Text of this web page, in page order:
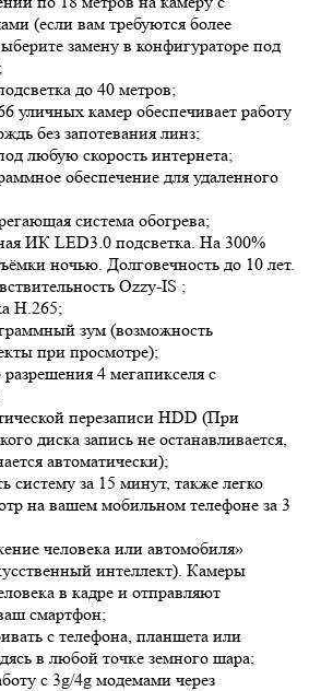
(если вам требуются более
замену в конфигураторе под
до 40 метров;
уличных камер обеспечивает работу
без запотевания линз;
любую скорость интернета;
обеспечение для удаленного
система обогрева;
ИК LED3.0 подсветка. На 300%
ночью. Долговечность до 10 лет.
Ozzy-IS ;
H.265;
зум (возможность
при просмотре);
4 мегапикселя с
перезаписи HDD (При
диска запись не останавливается,
автоматически);
систему за 15 минут, также легко
на вашем мобильном телефоне за 3
человека или автомобиля»
интеллект). Камеры
в кадре и отправляют
смартфон;
с телефона, планшета или
в любой точке земного шара;
с 3g/4g модемами через